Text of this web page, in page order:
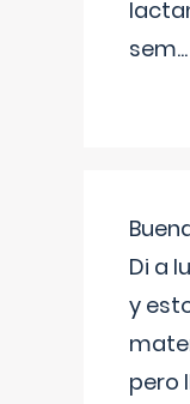
sem...
Di a
y
pero